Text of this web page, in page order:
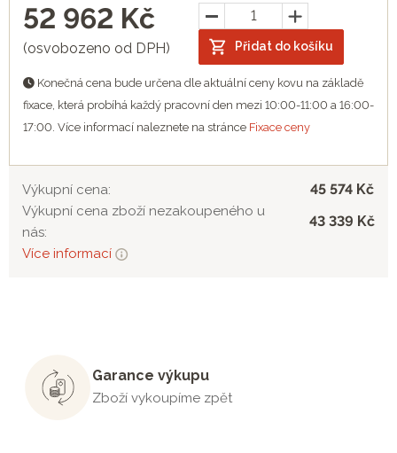
52 962 Kč
(osvobozeno od DPH) Přidat do košíku
Konečná cena bude určena dle aktuální ceny kovu na základě
fixace, která probíhá každý pracovní den mezi 10:00-11:00 a 16:00-
17:00. Více informací naleznete na stránce Fixace ceny
Výkupní cena: 45 574 Kč
Výkupní cena zboží nezakoupeného u
nás:
43 339 Kč
Více informací
Garance výkupu
Zboží vykoupíme zpět